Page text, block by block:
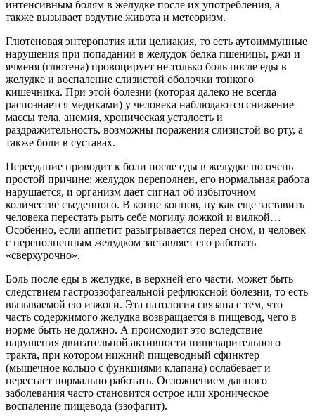
интенсивным болям в желудке после их употребления, а
также вызывает вздутие живота и метеоризм.
Глютеновая энтеропатия или целиакия, то есть аутоиммунные
нарушения при попадании в желудок белка пшеницы, ржи и
ячменя (глютена) провоцирует не только боль после еды в
желудке и воспаление слизистой оболочки тонкого
кишечника. При этой болезни (которая далеко не всегда
распознается медиками) у человека наблюдаются снижение
массы тела, анемия, хроническая усталость и
раздражительность, возможны поражения слизистой во рту, а
также боли в суставах.
Переедание приводит к боли после еды в желудке по очень
простой причине: желудок переполнен, его нормальная работа
нарушается, и организм дает сигнал об избыточном
количестве съеденного. В конце концов, ну как еще заставить
человека перестать рыть себе могилу ложкой и вилкой…
Особенно, если аппетит разыгрывается перед сном, и человек
с переполненным желудком заставляет его работать
«сверхурочно».
Боль после еды в желудке, в верхней его части, может быть
следствием гастроэзофагеальной рефлюксной болезни, то есть
вызываемой ею изжоги. Эта патология связана с тем, что
часть содержимого желудка возвращается в пищевод, чего в
норме быть не должно. А происходит это вследствие
нарушения двигательной активности пищеварительного
тракта, при котором нижний пищеводный сфинктер
(мышечное кольцо с функциями клапана) ослабевает и
перестает нормально работать. Осложнением данного
заболевания часто становится острое или хроническое
воспаление пищевода (эзофагит).